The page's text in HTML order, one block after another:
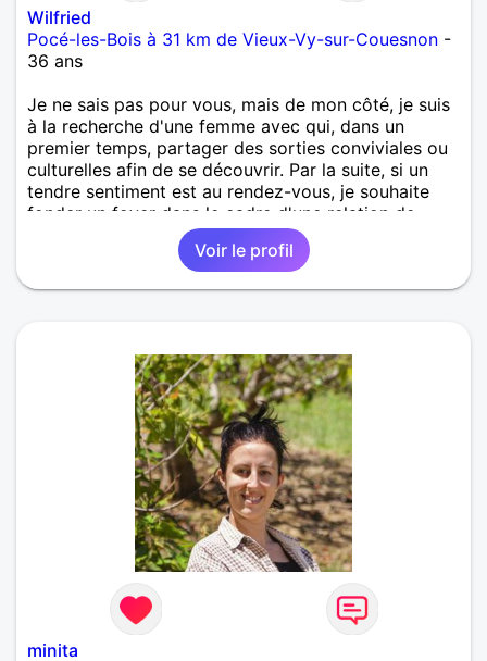
Wilfried
Pocé-les-Bois à 31 km de Vieux-Vy-sur-Couesnon -
36 ans
Je ne sais pas pour vous, mais de mon côté, je suis
à la recherche d'une femme avec qui, dans un
premier temps, partager des sorties conviviales ou
culturelles afin de se découvrir. Par la suite, si un
tendre sentiment est au rendez-vous, je souhaite
fonder un foyer dans le cadre d'une relation de
longue durée, la plus longue possible ...
Voir le profil
minita